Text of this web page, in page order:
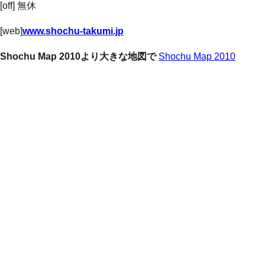
[off] 無休
[web]www.shochu-takumi.jp
Shochu Map 2010より大きな地図で Shochu Map 2010